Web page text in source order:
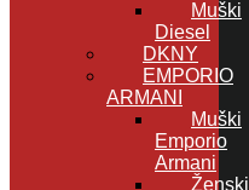
Muški
Diesel
DKNY
EMPORIO
ARMANI
Muški
Emporio
Armani
Ženski